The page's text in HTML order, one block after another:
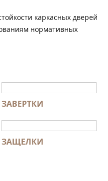
каркасных дверей
нормативных
ЗАВЕРТКИ
ЗАЩЕЛКИ